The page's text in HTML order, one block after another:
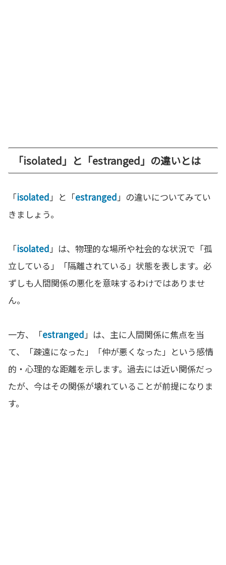
「isolated」と「estranged」の違いとは
「isolated」と「estranged」の違いについてみてい
きましょう。
「isolated」は、物理的な場所や社会的な状況で「孤
立している」「隔離されている」状態を表します。必
ずしも人間関係の悪化を意味するわけではありませ
ん。
一方、「estranged」は、主に人間関係に焦点を当
て、「疎遠になった」「仲が悪くなった」という感情
的・心理的な距離を示します。過去には近い関係だっ
たが、今はその関係が壊れていることが前提になりま
す。